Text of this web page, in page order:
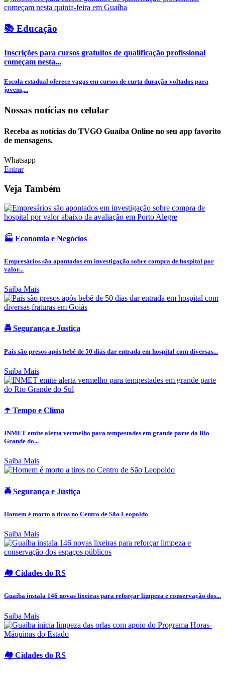
📚 Educação
Inscrições para cursos gratuitos de qualificação profissional
começam nesta...
Escola estadual oferece vagas em cursos de curta duração voltados para
jovens,...
Nossas notícias no celular
Receba as notícias do TVGO Guaíba Online no seu app favorito
de mensagens.
Whatsapp
Entrar
Veja Também
🏭 Economia e Negócios
Empresários são apontados em investigação sobre compra de hospital por
valor...
Saiba Mais
🚔 Segurança e Justiça
Pais são presos após bebê de 50 dias dar entrada em hospital com diversas...
Saiba Mais
☂️ Tempo e Clima
INMET emite alerta vermelho para tempestades em grande parte do Rio
Grande do...
Saiba Mais
🚔 Segurança e Justiça
Homem é morto a tiros no Centro de São Leopoldo
Saiba Mais
🏘️ Cidades do RS
Guaíba instala 146 novas lixeiras para reforçar limpeza e conservação dos...
Saiba Mais
🏘️ Cidades do RS